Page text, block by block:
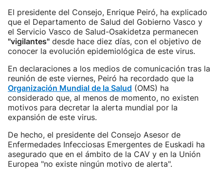
El presidente del Consejo, Enrique Peiró, ha explicado
que el Departamento de Salud del Gobierno Vasco y
el Servicio Vasco de Salud-Osakidetza permanecen
"vigilantes" desde hace diez días, con el objetivo de
conocer la evolución epidemiológica de este virus.
En declaraciones a los medios de comunicación tras la
reunión de este viernes, Peiró ha recordado que la
Organización Mundial de la Salud (OMS) ha
considerado que, al menos de momento, no existen
motivos para decretar la alerta mundial por la
expansión de este virus.
De hecho, el presidente del Consejo Asesor de
Enfermedades Infecciosas Emergentes de Euskadi ha
asegurado que en el ámbito de la CAV y en la Unión
Europea "no existe ningún motivo de alerta".